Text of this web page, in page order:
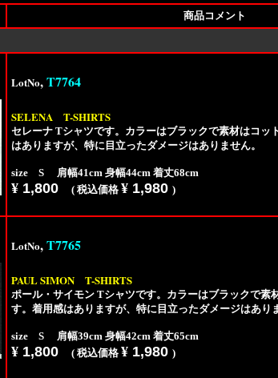
商品コメント
LotNo,T7764
SELENA T-SHIRTS
セレーナ Tシャツです。カラーはブラックで素材はコッ
はありますが、特に目立ったダメージはありません。
size S 肩幅41cm 身幅44cm 着丈68cm
¥ 1,800 ( 税込価格 ¥ 1,980 )
LotNo,T7765
PAUL SIMON T-SHIRTS
ポール・サイモン Tシャツです。カラーはブラックで素
す。着用感はありますが、特に目立ったダメージはあり
size S 肩幅39cm 身幅42cm 着丈65cm
¥ 1,800 ( 税込価格 ¥ 1,980 )